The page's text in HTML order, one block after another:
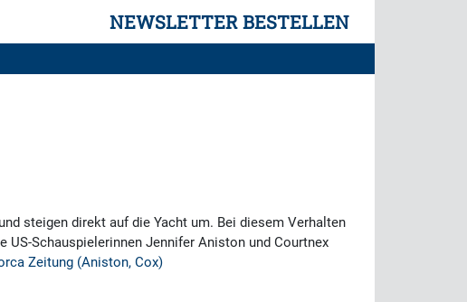
NEWSLETTER BESTELLEN
steigen direkt auf die Yacht um. Bei diesem Verhalten
Schauspielerinnen Jennifer Aniston und Courtnex
Zeitung (Aniston, Cox)